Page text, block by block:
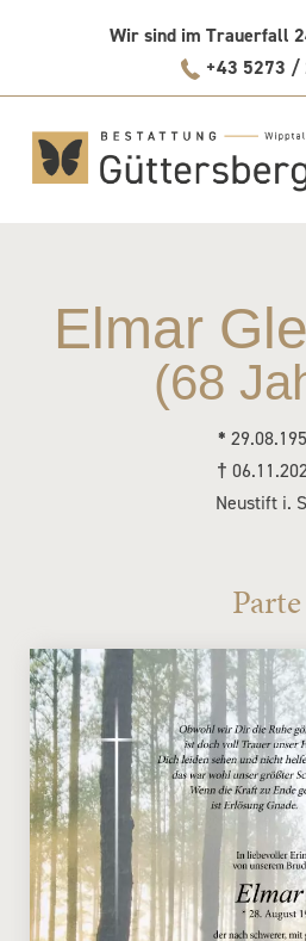
Wir sind im Trauerfall
+43 5273 /
Elmar
(68
*
†
Neustift i.
Parte